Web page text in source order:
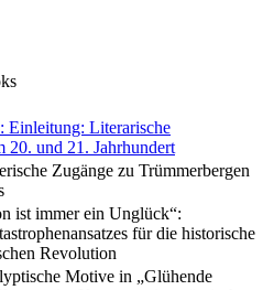
Einleitung: Literarische
20. und 21. Jahrhundert
Zugänge zu Trümmerbergen
ist immer ein Unglück“:
für die historische
Revolution
Motive in „Glühende